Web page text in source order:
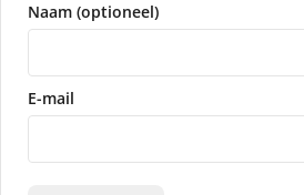
Naam (optioneel)
E-mail